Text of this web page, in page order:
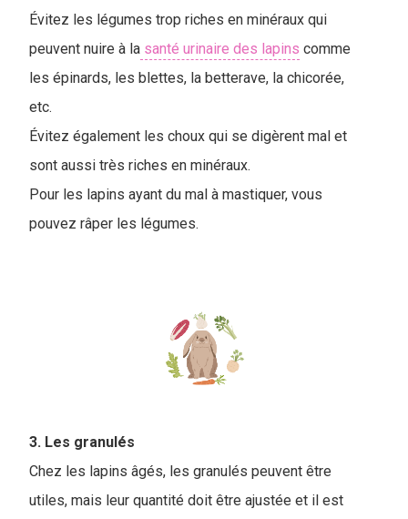
Évitez les légumes trop riches en minéraux qui
peuvent nuire à la santé urinaire des lapins comme
les épinards, les blettes, la betterave, la chicorée,
etc.
Évitez également les choux qui se digèrent mal et
sont aussi très riches en minéraux.
Pour les lapins ayant du mal à mastiquer, vous
pouvez râper les légumes.
3. Les granulés
Chez les lapins âgés, les granulés peuvent être
utiles, mais leur quantité doit être ajustée et il est